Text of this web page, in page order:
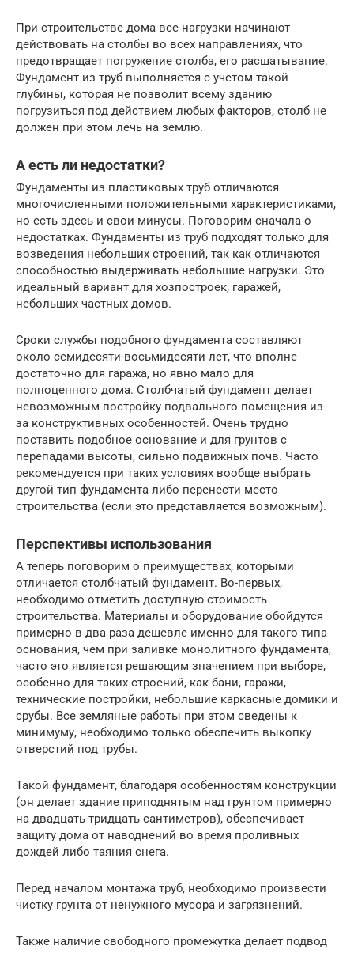
При строительстве дома все нагрузки начинают
действовать на столбы во всех направлениях, что
предотвращает погружение столба, его расшатывание.
Фундамент из труб выполняется с учетом такой
глубины, которая не позволит всему зданию
погрузиться под действием любых факторов, столб не
должен при этом лечь на землю.
А есть ли недостатки?
Фундаменты из пластиковых труб отличаются
многочисленными положительными характеристиками,
но есть здесь и свои минусы. Поговорим сначала о
недостатках. Фундаменты из труб подходят только для
возведения небольших строений, так как отличаются
способностью выдерживать небольшие нагрузки. Это
идеальный вариант для хозпостроек, гаражей,
небольших частных домов.
Сроки службы подобного фундамента составляют
около семидесяти-восьмидесяти лет, что вполне
достаточно для гаража, но явно мало для
полноценного дома. Столбчатый фундамент делает
невозможным постройку подвального помещения из-
за конструктивных особенностей. Очень трудно
поставить подобное основание и для грунтов с
перепадами высоты, сильно подвижных почв. Часто
рекомендуется при таких условиях вообще выбрать
другой тип фундамента либо перенести место
строительства (если это представляется возможным).
Перспективы использования
А теперь поговорим о преимуществах, которыми
отличается столбчатый фундамент. Во-первых,
необходимо отметить доступную стоимость
строительства. Материалы и оборудование обойдутся
примерно в два раза дешевле именно для такого типа
основания, чем при заливке монолитного фундамента,
часто это является решающим значением при выборе,
особенно для таких строений, как бани, гаражи,
технические постройки, небольшие каркасные домики и
срубы. Все земляные работы при этом сведены к
минимуму, необходимо только обеспечить выкопку
отверстий под трубы.
Такой фундамент, благодаря особенностям конструкции
(он делает здание приподнятым над грунтом примерно
на двадцать-тридцать сантиметров), обеспечивает
защиту дома от наводнений во время проливных
дождей либо таяния снега.
Перед началом монтажа труб, необходимо произвести
чистку грунта от ненужного мусора и загрязнений.
Также наличие свободного промежутка делает подвод